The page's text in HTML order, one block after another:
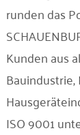
runden das
Kunden aus
ISO 9001